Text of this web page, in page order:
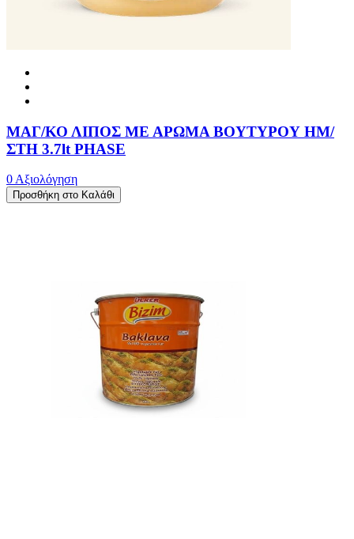
ΜΑΓ/ΚΟ ΛΙΠΟΣ ΜΕ ΑΡΩΜΑ ΒΟΥΤΥΡΟΥ ΗΜ/
ΣΤΗ 3.7lt PHASE
0 Αξιολόγηση
Προσθήκη στο Καλάθι